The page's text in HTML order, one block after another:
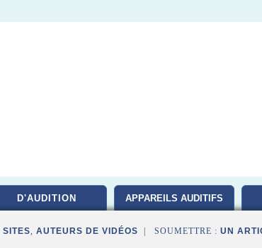
D'AUDITION APPAREILS AUDITIFS
SITES, AUTEURS DE VIDÉOS | SOUMETTRE : UN